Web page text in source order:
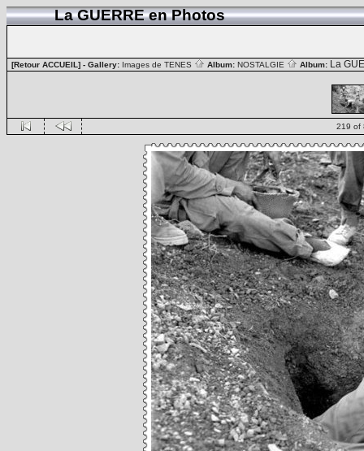
La GUERRE en Photos
[Retour ACCUEIL] - Gallery: Images de TENES Album: NOSTALGIE Album: La
219 of